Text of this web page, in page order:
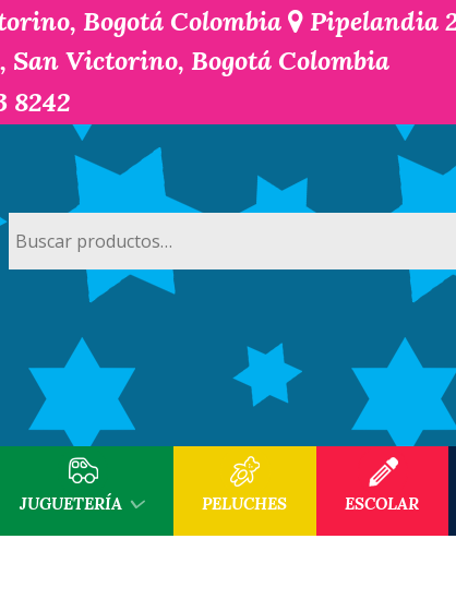
Bogotá Colombia
Pipelandia
San Victorino, Bogotá Colombia
8242
por:
JUGUETERÍA PELUCHES ESCOLAR